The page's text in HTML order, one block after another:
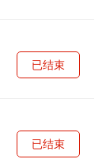
已结束
已结束